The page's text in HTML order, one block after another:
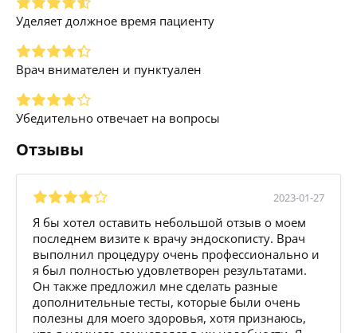
Уделяет должное время пациенту
Врач внимателен и пунктуален
Убедительно отвечает на вопросы
Отзывы
2023-01-27
Я бы хотел оставить небольшой отзыв о моем
последнем визите к врачу эндоскописту. Врач
выполнил процедуру очень профессионально и
я был полностью удовлетворен результатами.
Он также предложил мне сделать разные
дополнительные тесты, которые были очень
полезны для моего здоровья, хотя признаюсь,